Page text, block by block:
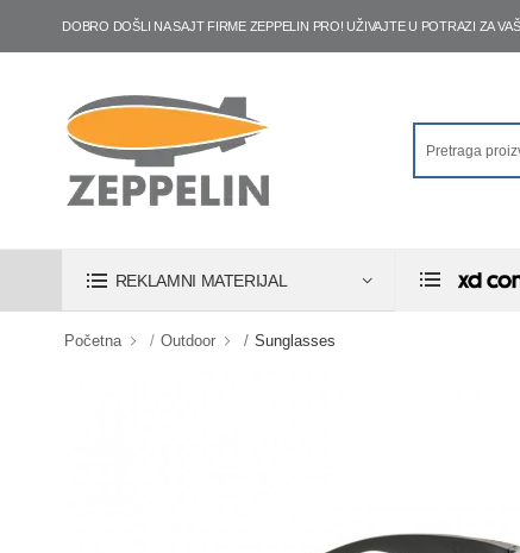
DOBRO DOŠLI NA SAJT FIRME ZEPPELIN PRO! UŽIVAJTE U POTRAZI ZA
REKLAMNI MATERIJAL
Početna Outdoor Sunglasses